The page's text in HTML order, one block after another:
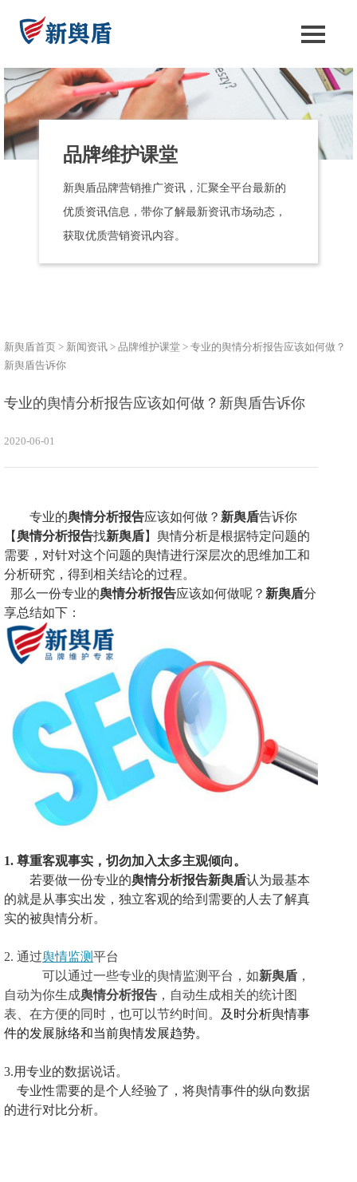
品牌维护课堂
新舆盾品牌营销推广资讯，汇聚全平台最新的
优质资讯信息，带你了解最新资讯市场动态，
获取优质营销资讯内容。
新舆盾首页 > 新闻资讯 > 品牌维护课堂 > 专业的舆情分析报告应该如何做？
新舆盾告诉你
专业的舆情分析报告应该如何做？新舆盾告诉你
2020-06-01
专业的舆情分析报告应该如何做 ？ 新舆盾告诉你
【舆情分析报告找新舆盾】舆情分析是根据特定问题的
需要，对针对这个问题的舆情进行深层次的思维加工和
分析研究，得到相关结论的过程。
那么一份专业的舆情分析报告应该如何做呢？ 新舆盾分
享总结如下：
1. 尊重客观事实，切勿加入太多主观倾向。
若要做一份专业的舆情分析报告新舆盾认为最基本
的就是从事实出发，独立客观的给到需要的人去了解真
实的被舆情分析。
2. 通过舆情监测平台
可以通过一些专业的舆情监测平台，如新舆盾 ，
自动为你生成舆情分析报告 ， 自动生成相关的统计图
表、 在方便的同时，也可以节约时间。
及时分析舆情事
件的发展脉络和当前舆情发展趋势。
3.用专业的数据说话。
专业性需要的是个人经验了， 将舆情事件的纵向数据
的进行对比分析。